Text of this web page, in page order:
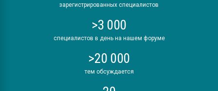
зарегистрированных специалистов
>3 000
специалистов в день на нашем форуме
>20 000
тем обсуждается